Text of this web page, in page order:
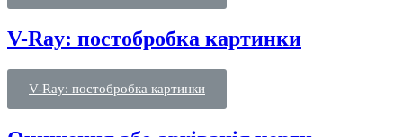
V-Ray: постобробка картинки
V-Ray: постобробка картинки